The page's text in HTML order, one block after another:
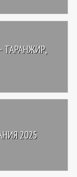
ТАРАНЖИР,
2025